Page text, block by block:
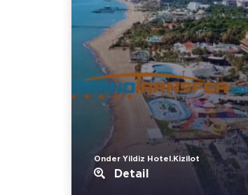
Onder Yildiz Hotel.Kizilot
Detail